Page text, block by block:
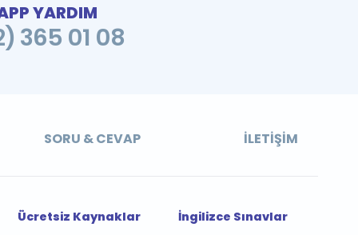
YARDIM
365 01 08
SORU & CEVAP İLETIŞIM
Ücretsiz Kaynaklar
İngilizce Sınavlar